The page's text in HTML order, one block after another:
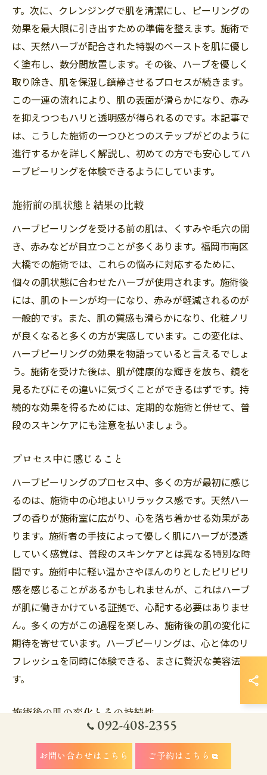
す。次に、クレンジングで肌を清潔にし、ピーリングの
効果を最大限に引き出すための準備を整えます。施術で
は、天然ハーブが配合された特製のペーストを肌に優し
く塗布し、数分間放置します。その後、ハーブを優しく
取り除き、肌を保湿し鎮静させるプロセスが続きます。
この一連の流れにより、肌の表面が滑らかになり、赤み
を抑えつつもハリと透明感が得られるのです。本記事で
は、こうした施術の一つひとつのステップがどのように
進行するかを詳しく解説し、初めての方でも安心してハ
ーブピーリングを体験できるようにしています。
施術前の肌状態と結果の比較
ハーブピーリングを受ける前の肌は、くすみや毛穴の開
き、赤みなどが目立つことが多くあります。福岡市南区
大橋での施術では、これらの悩みに対応するために、
個々の肌状態に合わせたハーブが使用されます。施術後
には、肌のトーンが均一になり、赤みが軽減されるのが
一般的です。また、肌の質感も滑らかになり、化粧ノリ
が良くなると多くの方が実感しています。この変化は、
ハーブピーリングの効果を物語っていると言えるでしょ
う。施術を受けた後は、肌が健康的な輝きを放ち、鏡を
見るたびにその違いに気づくことができるはずです。持
続的な効果を得るためには、定期的な施術と併せて、普
段のスキンケアにも注意を払いましょう。
プロセス中に感じること
ハーブピーリングのプロセス中、多くの方が最初に感じ
るのは、施術中の心地よいリラックス感です。天然ハー
ブの香りが施術室に広がり、心を落ち着かせる効果があ
ります。施術者の手技によって優しく肌にハーブが浸透
していく感覚は、普段のスキンケアとは異なる特別な時
間です。施術中に軽い温かさやほんのりとしたピリピリ
感を感じることがあるかもしれませんが、これはハーブ
が肌に働きかけている証拠で、心配する必要はありませ
ん。多くの方がこの過程を楽しみ、施術後の肌の変化に
期待を寄せています。ハーブピーリングは、心と体のリ
フレッシュを同時に体験できる、まさに贅沢な美容法で
す。
施術後の肌の変化とその持続性
が現れます。特に肌のトーンが均一になり、赤みが抑え
られることで、透明感が増すのが特徴です。施術を受け
092-408-2355
お問い合わせはこちら ご予約はこちら